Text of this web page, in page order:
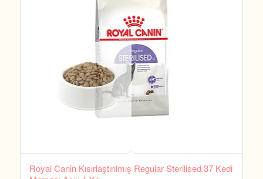
Royal Canin Kısırlaştırılmış Regular Sterilised 37 Kedi